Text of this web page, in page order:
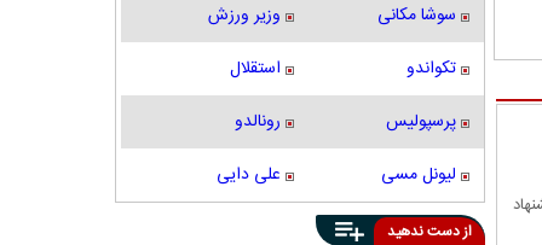
سوشا مکانی
وزیر ورزش
تکواندو
استقلال
پرسپولیس
رونالدو
لیونل مسی
علی دایی
از دست ندهید